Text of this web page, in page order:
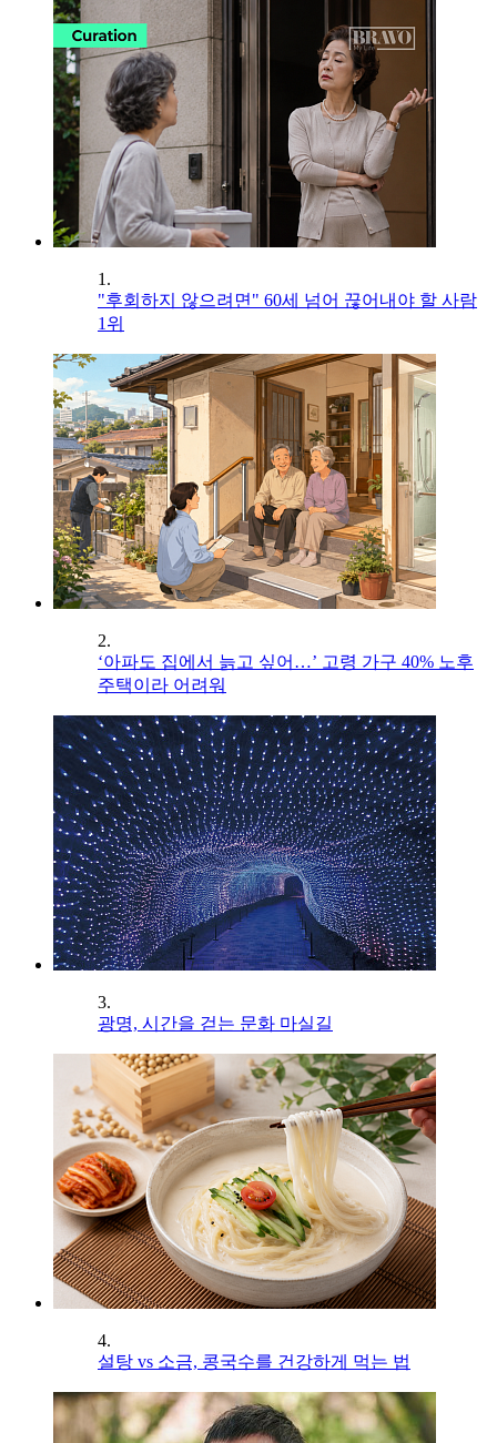
1.
"후회하지 않으려면" 60세 넘어 끊어내야 할 사람
1위
2.
‘아파도 집에서 늙고 싶어…’ 고령 가구 40% 노후
주택이라 어려워
3.
광명, 시간을 걷는 문화 마실길
4.
설탕 vs 소금, 콩국수를 건강하게 먹는 법